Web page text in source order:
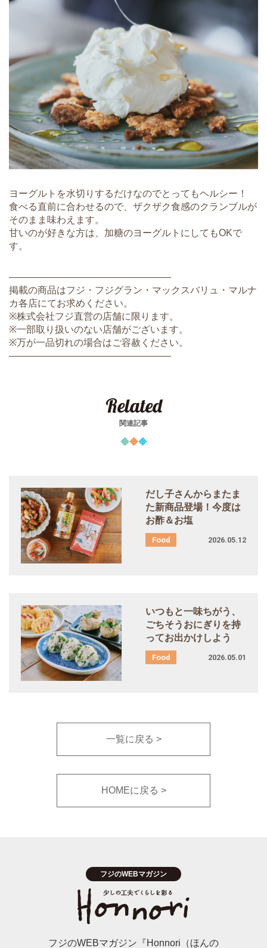
ヨーグルトを水切りするだけなのでとってもヘルシー！
食べる直前に合わせるので、ザクザク食感のクランブルが
そのまま味わえます。
甘いのが好きな方は、加糖のヨーグルトにしてもOKで
す。
―――――――――――――――――
掲載の商品はフジ・フジグラン・マックスバリュ・マルナ
カ各店にてお求めください。
※株式会社フジ直営の店舗に限ります。
※一部取り扱いのない店舗がございます。
※万が一品切れの場合はご容赦ください。
―――――――――――――――――
Related
関連記事
だし子さんからまたま
た新商品登場！今度は
お酢＆お塩
2026.05.12
いつもと一味ちがう、
ごちそうおにぎりを持
ってお出かけしよう
2026.05.01
一覧に戻る
HOMEに戻る
フジのWEBマガジン『Honnori（ほんの